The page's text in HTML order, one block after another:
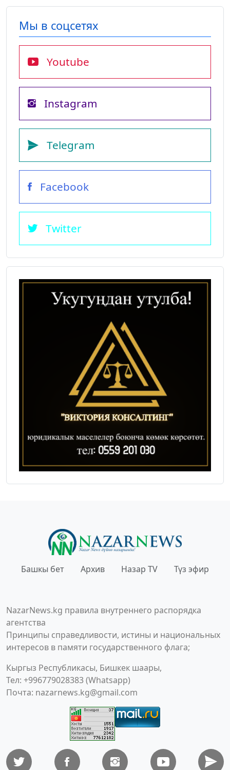
Мы в соцсетях
Youtube
Instagram
Telegram
Facebook
Twitter
Башкы бет Архив Назар TV Түз эфир
NazarNews.kg правила внутреннего распорядка
агентства
Принципы справедливости, истины и национальных
интересов в памяти государственного флага;
Кыргыз Республикасы, Бишкек шаары,
Тел: +996779028383 (Whatsapp)
Почта: nazarnews.kg@gmail.com